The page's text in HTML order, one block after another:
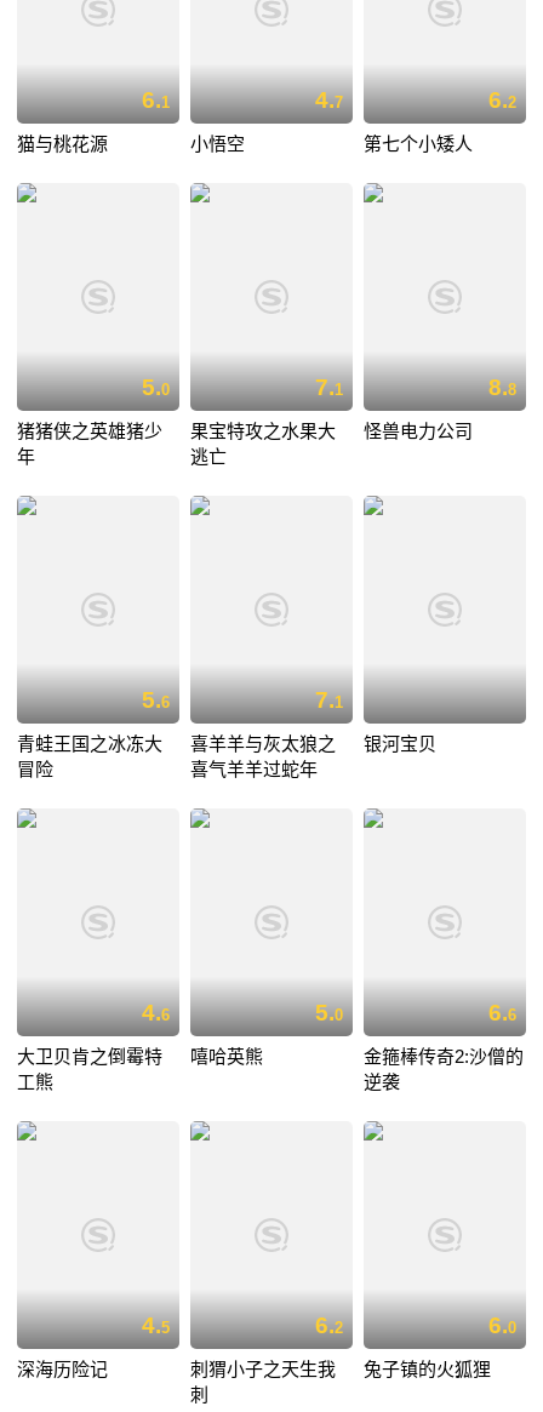
6.1
猫与桃花源
4.7
小悟空
6.2
第七个小矮人
5.0
猪猪侠之英雄猪少
年
7.1
果宝特攻之水果大
逃亡
8.8
怪兽电力公司
5.6
青蛙王国之冰冻大
冒险
7.1
喜羊羊与灰太狼之
喜气羊羊过蛇年
银河宝贝
4.6
大卫贝肯之倒霉特
工熊
5.0
嘻哈英熊
6.6
金箍棒传奇2:沙僧的
逆袭
4.5
深海历险记
6.2
刺猬小子之天生我
刺
6.0
兔子镇的火狐狸